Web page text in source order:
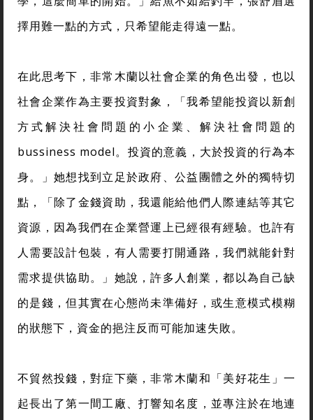
擇用難一點的方式，只希望能走得遠一點。
在此思考下，非常木蘭以社會企業的角色出發，也以
社會企業作為主要投資對象，「我希望能投資以新創
方式解決社會問題的小企業、解決社會問題的
bussiness model。投資的意義，大於投資的行為本
身。」她想找到立足於政府、公益團體之外的獨特切
點，「除了金錢資助，我還能給他們人際連結等其它
資源，因為我們在企業營運上已經很有經驗。也許有
人需要設計包裝，有人需要打開通路，我們就能針對
需求提供協助。」她說，許多人創業，都以為自己缺
的是錢，但其實在心態尚未準備好，或生意模式模糊
的狀態下，資金的挹注反而可能加速失敗。
不貿然投錢，對症下藥，非常木蘭和「美好花生」一
起長出了第一間工廠、打響知名度，並專注於在地連